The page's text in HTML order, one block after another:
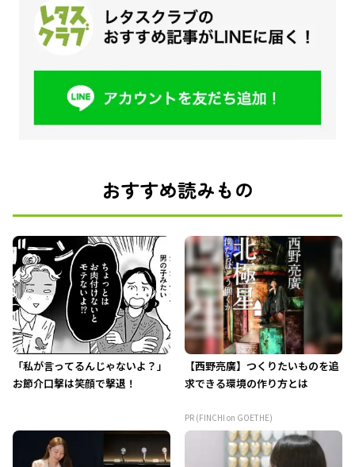
おすすめ読みもの
「私が言ってるんじゃないよ？」
お節介口撃は笑顔で撃退！
【西野亮廣】つくりたいものを追
求できる環境の作り方とは
PR (FINCHI on GOETHE)